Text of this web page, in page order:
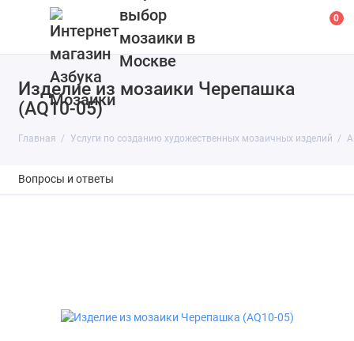
выбор
мозаики в
Москве
0
Изделие из мозаики Черепашка
(AQ10-05)
Главная Услуги по созданию художественных мозаичных изделий
Вопросы и ответы